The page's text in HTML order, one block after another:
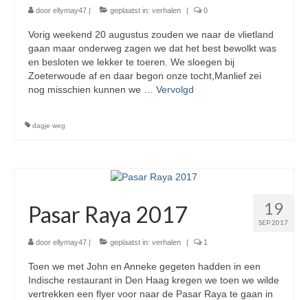
door ellymay47 geplaatst in: verhalen 0
Vorig weekend 20 augustus zouden we naar de vlietland
gaan maar onderweg zagen we dat het best bewolkt was
en besloten we lekker te toeren. We sloegen bij
Zoeterwoude af en daar begon onze tocht,Manlief zei
nog misschien kunnen we … Vervolgd
dagje weg
19
SEP 2017
Pasar Raya 2017
door ellymay47 | geplaatst in: verhalen | 1
Toen we met John en Anneke gegeten hadden in een
Indische restaurant in Den Haag kregen we toen we wilde
vertrekken een flyer voor naar de Pasar Raya te gaan in